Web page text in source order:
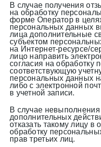
В случае получения
на обработку
форме Оператор в
персональных данных
лица дополнительные
субъектом
на Интернет-ресурсе/
лицо направить
согласия на обработку
соответствующую
персональных данных
либо с электронной
в учетной записи.
В случае
дополнительных
отказать такому лицу в
обработку
прав третьих лиц.